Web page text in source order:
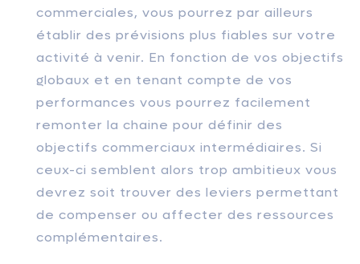
commerciales, vous pourrez par ailleurs
établir des prévisions plus fiables sur votre
activité à venir. En fonction de vos objectifs
globaux et en tenant compte de vos
performances vous pourrez facilement
remonter la chaine pour définir des
objectifs commerciaux intermédiaires. Si
ceux-ci semblent alors trop ambitieux vous
devrez soit trouver des leviers permettant
de compenser ou affecter des ressources
complémentaires.